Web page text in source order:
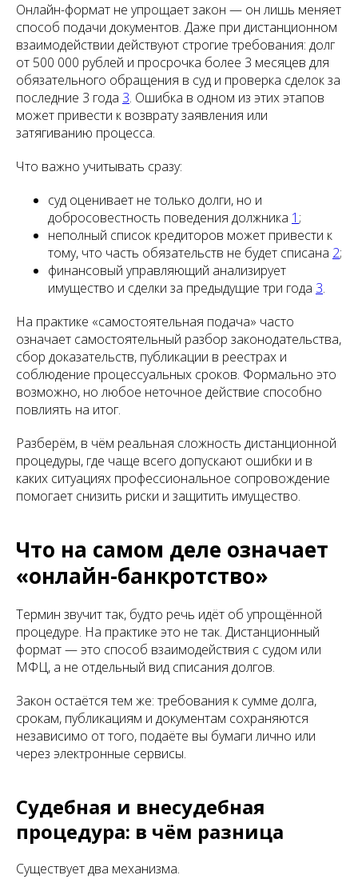
Онлайн-формат не упрощает закон — он лишь меняет
способ подачи документов. Даже при дистанционном
взаимодействии действуют строгие требования: долг
от 500 000 рублей и просрочка более 3 месяцев для
обязательного обращения в суд и проверка сделок за
последние 3 года 3. Ошибка в одном из этих этапов
может привести к возврату заявления или
затягиванию процесса.
Что важно учитывать сразу:
суд оценивает не только долги, но и
добросовестность поведения должника 1;
неполный список кредиторов может привести к
тому, что часть обязательств не будет списана 2;
финансовый управляющий анализирует
имущество и сделки за предыдущие три года 3.
На практике «самостоятельная подача» часто
означает самостоятельный разбор законодательства,
сбор доказательств, публикации в реестрах и
соблюдение процессуальных сроков. Формально это
возможно, но любое неточное действие способно
повлиять на итог.
Разберём, в чём реальная сложность дистанционной
процедуры, где чаще всего допускают ошибки и в
каких ситуациях профессиональное сопровождение
помогает снизить риски и защитить имущество.
Что на самом деле означает
«онлайн-банкротство»
Термин звучит так, будто речь идёт об упрощённой
процедуре. На практике это не так. Дистанционный
формат — это способ взаимодействия с судом или
МФЦ, а не отдельный вид списания долгов.
Закон остаётся тем же: требования к сумме долга,
срокам, публикациям и документам сохраняются
независимо от того, подаёте вы бумаги лично или
через электронные сервисы.
Судебная и внесудебная
процедура: в чём разница
Существует два механизма.